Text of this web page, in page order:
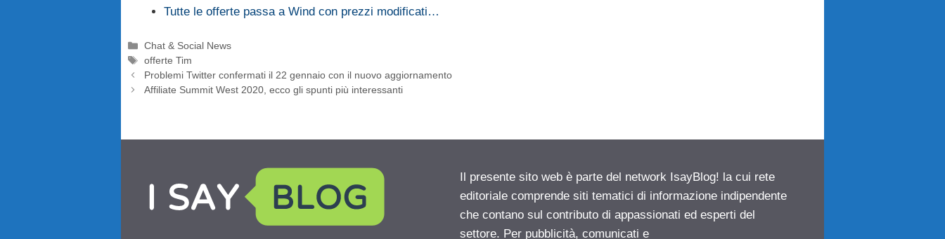
Tutte le offerte passa a Wind con prezzi modificati…
Categorie
Chat & Social News
Tag
offerte Tim
Problemi Twitter confermati il 22 gennaio con il nuovo aggiornamento
Affiliate Summit West 2020, ecco gli spunti più interessanti
Il presente sito web è parte del network IsayBlog! la cui rete
editoriale comprende siti tematici di informazione indipendente
che contano sul contributo di appassionati ed esperti del
settore. Per pubblicità, comunicati e